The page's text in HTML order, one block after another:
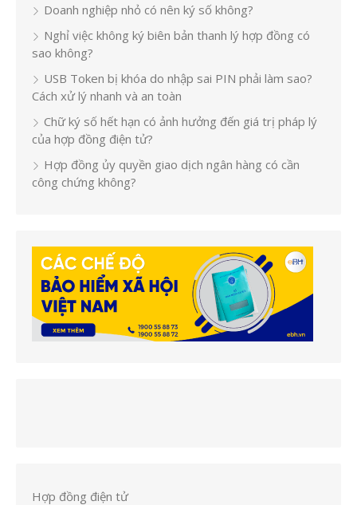
Doanh nghiệp nhỏ có nên ký số không?
Nghỉ việc không ký biên bản thanh lý hợp đồng có
sao không?
USB Token bị khóa do nhập sai PIN phải làm sao?
Cách xử lý nhanh và an toàn
Chữ ký số hết hạn có ảnh hưởng đến giá trị pháp lý
của hợp đồng điện tử?
Hợp đồng ủy quyền giao dịch ngân hàng có cần
công chứng không?
Hợp đồng điện tử